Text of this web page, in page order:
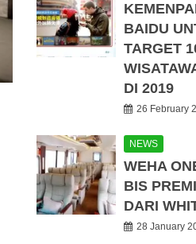
BAIDU
TARGET
DI 2019
26 February
NEWS
WEHA
BIS
DARI
28 January